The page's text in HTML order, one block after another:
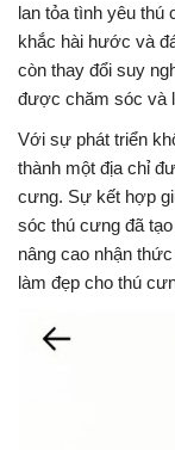
lan tỏa tình yêu
khắc hài hước và
còn thay đổi suy
được chăm sóc và
Với sự phát triển
thành một địa chỉ
cưng. Sự kết hợp
sóc thú cưng đã
nâng cao nhận
làm đẹp cho thú